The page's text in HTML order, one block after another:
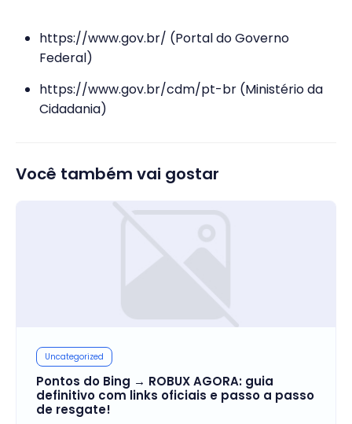
https://www.gov.br/ (Portal do Governo
Federal)
https://www.gov.br/cdm/pt-br (Ministério da
Cidadania)
Você também vai gostar
Uncategorized
Pontos do Bing → ROBUX AGORA: guia
definitivo com links oficiais e passo a passo
de resgate!